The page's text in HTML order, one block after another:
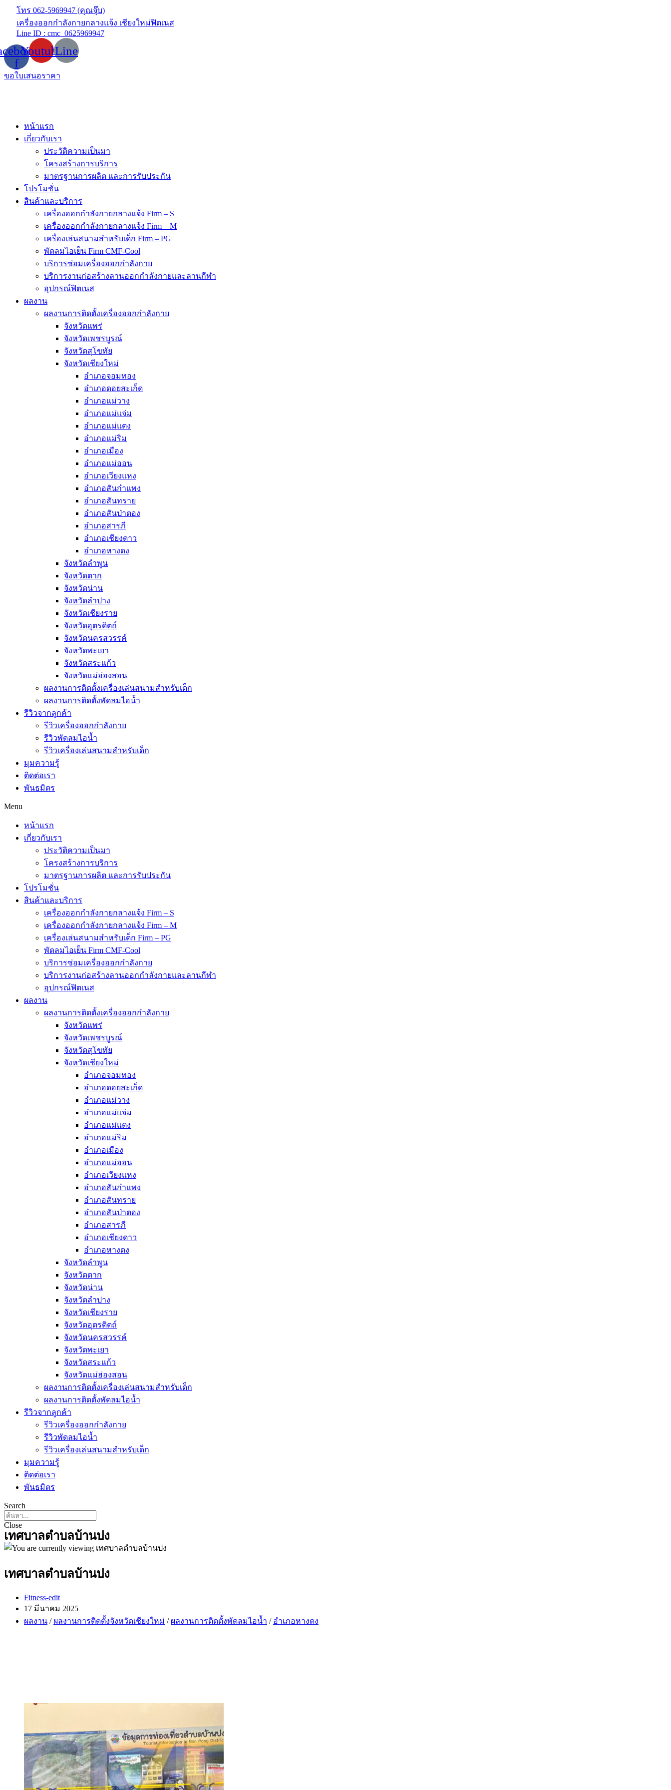
Skip
content
โทร 062-5969947 (คุณจุ๊บ)
เครื่องออกกำลังกายกลางแจ้ง เชียงใหม่ฟิตเนส
Line ID : cmc_0625969947
f
YoutubeLine
ขอใบเสนอราคา
หน้าแรก
เกี่ยวกับเรา
ประวัติความเป็นมา
โครงสร้างการบริการ
มาตรฐานการผลิต และการรับประกัน
โปรโมชั่น
สินค้าและบริการ
เครื่องออกกำลังกายกลางแจ้ง Firm – S
เครื่องออกกำลังกายกลางแจ้ง Firm – M
เครื่องเล่นสนามสำหรับเด็ก Firm – PG
พัดลมไอเย็น Firm CMF-Cool
บริการซ่อมเครื่องออกกำลังกาย
บริการงานก่อสร้างลานออกกำลังกายและลานกีฬา
อุปกรณ์ฟิตเนส
ผลงาน
ผลงานการติดตั้งเครื่องออกกำลังกาย
จังหวัดแพร่
จังหวัดเพชรบูรณ์
จังหวัดสุโขทัย
จังหวัดเชียงใหม่
อำเภอจอมทอง
อำเภอดอยสะเก็ด
อำเภอแม่วาง
อำเภอแม่แจ่ม
อำเภอแม่แตง
อำเภอแม่ริม
อำเภอเมือง
อำเภอแม่ออน
อำเภอเวียงแหง
อำเภอสันกำแพง
อำเภอสันทราย
อำเภอสันป่าตอง
อำเภอสารภี
อำเภอเชียงดาว
อำเภอหางดง
จังหวัดลำพูน
จังหวัดตาก
จังหวัดน่าน
จังหวัดลำปาง
จังหวัดเชียงราย
จังหวัดอุตรดิตถ์
จังหวัดนครสวรรค์
จังหวัดพะเยา
จังหวัดสระแก้ว
จังหวัดแม่ฮ่องสอน
ผลงานการติดตั้งเครื่องเล่นสนามสำหรับเด็ก
ผลงานการติดตั้งพัดลมไอน้ำ
รีวิวจากลูกค้า
รีวิวเครื่องออกกำลังกาย
รีวิวพัดลมไอน้ำ
รีวิวเครื่องเล่นสนามสำหรับเด็ก
มุมความรู้
ติดต่อเรา
พันธมิตร
Menu
หน้าแรก
เกี่ยวกับเรา
ประวัติความเป็นมา
โครงสร้างการบริการ
มาตรฐานการผลิต และการรับประกัน
โปรโมชั่น
สินค้าและบริการ
เครื่องออกกำลังกายกลางแจ้ง Firm – S
เครื่องออกกำลังกายกลางแจ้ง Firm – M
เครื่องเล่นสนามสำหรับเด็ก Firm – PG
พัดลมไอเย็น Firm CMF-Cool
บริการซ่อมเครื่องออกกำลังกาย
บริการงานก่อสร้างลานออกกำลังกายและลานกีฬา
อุปกรณ์ฟิตเนส
ผลงาน
ผลงานการติดตั้งเครื่องออกกำลังกาย
จังหวัดแพร่
จังหวัดเพชรบูรณ์
จังหวัดสุโขทัย
จังหวัดเชียงใหม่
อำเภอจอมทอง
อำเภอดอยสะเก็ด
อำเภอแม่วาง
อำเภอแม่แจ่ม
อำเภอแม่แตง
อำเภอแม่ริม
อำเภอเมือง
อำเภอแม่ออน
อำเภอเวียงแหง
อำเภอสันกำแพง
อำเภอสันทราย
อำเภอสันป่าตอง
อำเภอสารภี
อำเภอเชียงดาว
อำเภอหางดง
จังหวัดลำพูน
จังหวัดตาก
จังหวัดน่าน
จังหวัดลำปาง
จังหวัดเชียงราย
จังหวัดอุตรดิตถ์
จังหวัดนครสวรรค์
จังหวัดพะเยา
จังหวัดสระแก้ว
จังหวัดแม่ฮ่องสอน
ผลงานการติดตั้งเครื่องเล่นสนามสำหรับเด็ก
ผลงานการติดตั้งพัดลมไอน้ำ
รีวิวจากลูกค้า
รีวิวเครื่องออกกำลังกาย
รีวิวพัดลมไอน้ำ
รีวิวเครื่องเล่นสนามสำหรับเด็ก
มุมความรู้
ติดต่อเรา
พันธมิตร
Search
Close
เทศบาลตำบลบ้านปง
เทศบาลตำบลบ้านปง
Post
author:
Fitness-edit
Post
17 มีนาคม 2025
Post
category:
ผลงาน / ผลงานการติดตั้งจังหวัดเชียงใหม่ / ผลงานการติดตั้งพัดลมไอน้ำ / อำเภอหางดง